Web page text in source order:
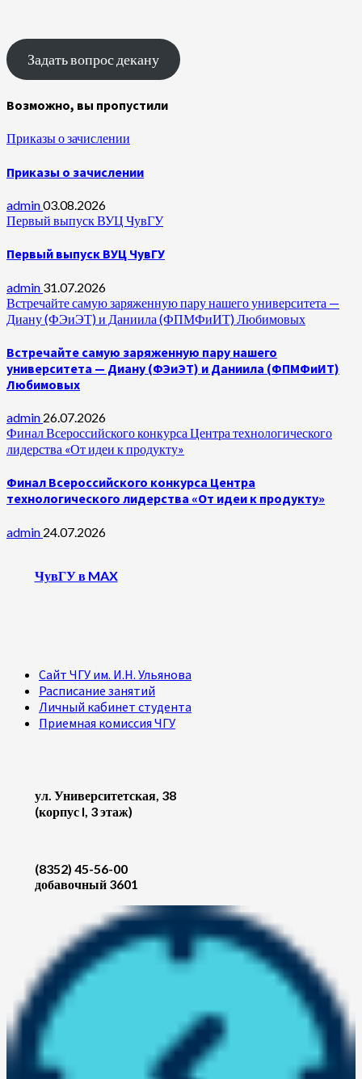
Задать вопрос декану
Возможно, вы пропустили
Приказы о зачислении
Приказы о зачислении
admin03.08.2026
Первый выпуск ВУЦ ЧувГУ
Первый выпуск ВУЦ ЧувГУ
admin 31.07.2026
Встречайте самую заряженную пару нашего университета —
Диану (ФЭиЭТ) и Даниила (ФПМФиИТ) Любимовых
Встречайте самую заряженную пару нашего
университета — Диану (ФЭиЭТ) и Даниила (ФПМФиИТ)
Любимовых
admin 26.07.2026
Финал Всероссийского конкурса Центра технологического
лидерства «От идеи к продукту»
Финал Всероссийского конкурса Центра
технологического лидерства «От идеи к продукту»
admin 24.07.2026
ЧувГУ в MAX
Сайт ЧГУ им. И.Н. Ульянова
Расписание занятий
Личный кабинет студента
Приемная комиссия ЧГУ
ул. Университетская, 38
(корпус I, 3 этаж)
(8352) 45-56-00
добавочный 3601